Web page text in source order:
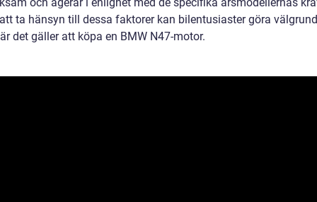
ta hänsyn till dessa faktorer kan bilentusiaster göra
det gäller att köpa en BMW N47-motor.